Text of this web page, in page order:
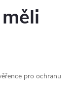
pro ochranu